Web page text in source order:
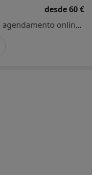
desde 60 €
Esse especialista não oferece agendamento online para esse endereço.